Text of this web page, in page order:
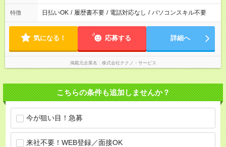
特徴 日払いOK / 履歴書不要 / 電話対応なし / パソコンスキル不要
気になる！ 応募する 詳細へ
掲載元企業名 株式会社テクノ・サービス
こちらの条件も追加しませんか？
今が狙い目！急募
来社不要！WEB登録／面接OK